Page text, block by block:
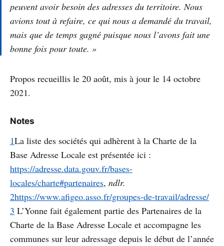
peuvent avoir besoin des adresses du territoire. Nous
avions tout à refaire, ce qui nous a demandé du travail,
mais que de temps gagné puisque nous l’avons fait une
bonne fois pour toute. »
Propos recueillis le 20 août, mis à jour le 14 octobre
2021.
Notes
1La liste des sociétés qui adhèrent à la Charte de la
Base Adresse Locale est présentée ici :
https://adresse.data.gouv.fr/bases-
locales/charte#partenaires, ndlr.
2https://www.afigeo.asso.fr/groupes-de-travail/adresse/
3 L’Yonne fait également partie des Partenaires de la
Charte de la Base Adresse Locale et accompagne les
communes sur leur adressage depuis le début de l’année